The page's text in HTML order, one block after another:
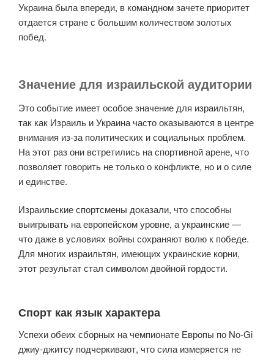
Украина была впереди, в командном зачете приоритет
отдается стране с большим количеством золотых
побед.
Значение для израильской аудитории
Это событие имеет особое значение для израильтян,
так как Израиль и Украина часто оказываются в центре
внимания из-за политических и социальных проблем.
На этот раз они встретились на спортивной арене, что
позволяет говорить не только о конфликте, но и о силе
и единстве.
Израильские спортсмены доказали, что способны
выигрывать на европейском уровне, а украинские —
что даже в условиях войны сохраняют волю к победе.
Для многих израильтян, имеющих украинские корни,
этот результат стал символом двойной гордости.
Спорт как язык характера
Успехи обеих сборных на чемпионате Европы по No-Gi
джиу-джитсу подчеркивают, что сила измеряется не